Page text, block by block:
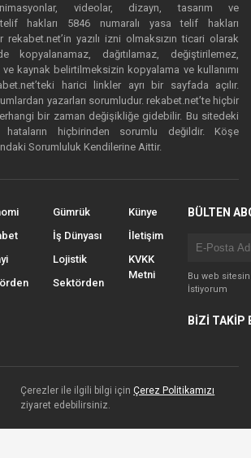
videolar, dizayn, tasarım ve
hakları 5846 numaralı yasa telif hakları
rekabet.net’in yazılı izni olmaksızın ticari olarak
kopyalanamaz, dağıtılamaz, değiştirilemez,
kaynak belirtilmeksizin kopyalama ve kullanımı
harici linkler ayrı bir sayfada açılır.
yazarları sorumludur. rekabet.net’te hiçbir
bir zaman değişikliğe gidebilir. Bu sitedeki
hataların hiçbirinden sorumlu değildir. Köşe
Sorumluluk Kendilerine Aittir.
Gümrük
İş Dünyası
Lojistik
Sektörden
Künye
İletişim
KVKK
Metni
BÜLTEN
Bu web
İstiyorum
BİZİ TAKİP
Çerezler ile ilgili bilgi içinÇerez Politikamızı
ziyaret edebilirsiniz.